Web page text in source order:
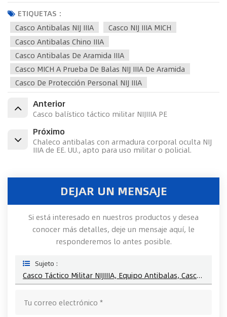
ETIQUETAS :
Casco Antibalas NIJ IIIA
Casco NIJ IIIA MICH
Casco Antibalas Chino IIIA
Casco Antibalas De Aramida IIIA
Casco MICH A Prueba De Balas NIJ IIIA De Aramida
Casco De Protección Personal NIJ IIIA
Anterior
Casco balístico táctico militar NIJIIIA PE
Próximo
Chaleco antibalas con armadura corporal oculta NIJ
IIIA de EE. UU., apto para uso militar o policial.
DEJAR UN MENSAJE
Si está interesado en nuestros productos y desea
conocer más detalles, deje un mensaje aquí, le
responderemos lo antes posible.
Sujeto :
Casco Táctico Militar NIJIIIA, Equipo Antibalas, Casco Antibalas De Combate